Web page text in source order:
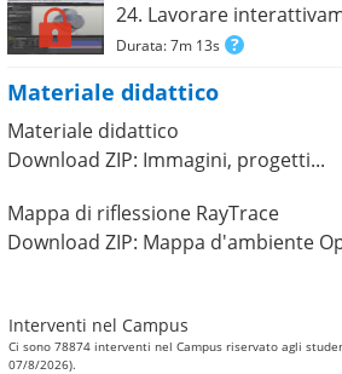
24. Lavorare
Durata: 7m 13s
Materiale didattico
Materiale didattico
Download ZIP: Immagini, progetti...
Mappa di riflessione RayTrace
Download ZIP: Mappa d'ambiente
Interventi nel Campus
Ci sono 78874 interventi nel Campus riservato agli
07/8/2026).